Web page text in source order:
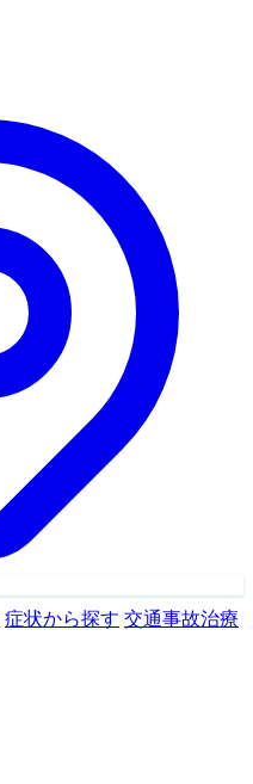
症状から探す 交通事故治療